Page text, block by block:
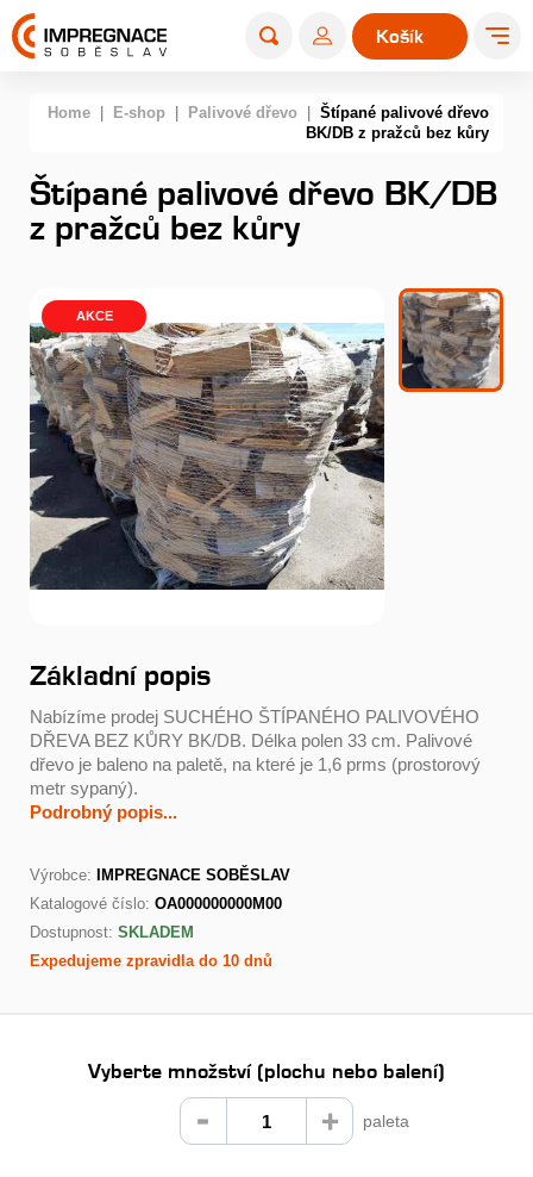
0
Košík
Home E-shop Palivové dřevo
Štípané palivové dřevo
BK/DB z pražců bez kůry
Štípané palivové dřevo BK/DB
z pražců bez kůry
AKCE
Základní popis
Nabízíme prodej SUCHÉHO ŠTÍPANÉHO PALIVOVÉHO
DŘEVA BEZ KŮRY BK/DB. Délka polen 33 cm. Palivové
dřevo je baleno na paletě, na které je 1,6 prms (prostorový
metr sypaný).
Podrobný popis...
Výrobce:
IMPREGNACE SOBĚSLAV
Katalogové číslo: OA000000000M00
Dostupnost: SKLADEM
Expedujeme zpravidla do 10 dnů
Vyberte množství (plochu nebo balení)
paleta